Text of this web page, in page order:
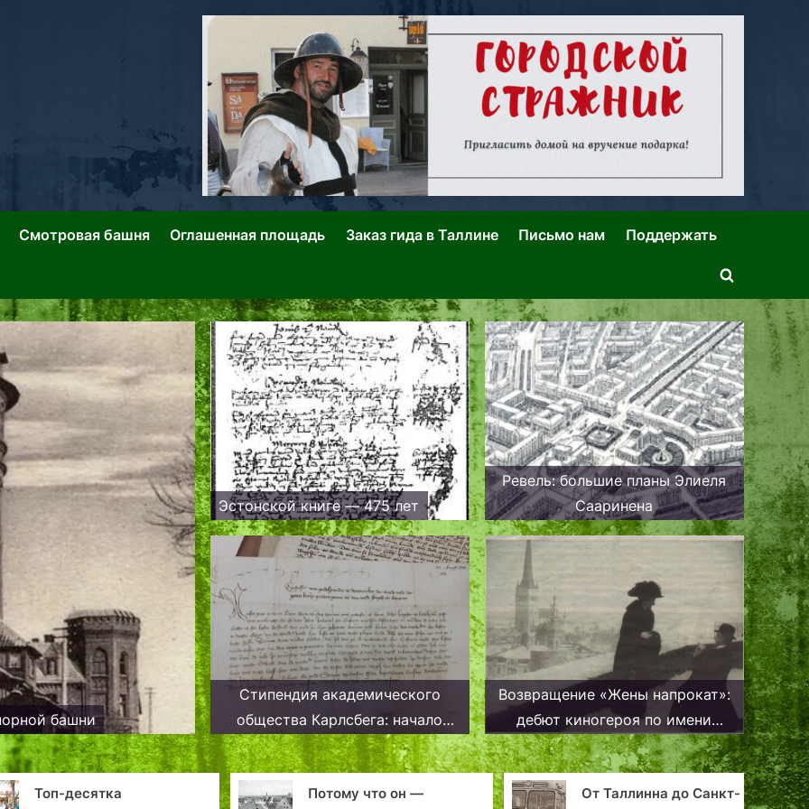
Переулки Городских Легенд
Смотровая башня Оглашенная площадь Заказ гида в Таллине Письмо нам Поддержать
Toggle
search
form
башни
Эстонской книге — 475 лет
Ревель: большие планы Элиеля
Сааринена
Стипендия академического
общества Карлсбега: начало
исследовательского проекта по
общей истории Дании и
Эстонии.
Возвращение «Жены напрокат»:
дебют киногероя по имени
Таллинн
Потому что он —
От Таллинна до Санкт-
Таллин: памятник